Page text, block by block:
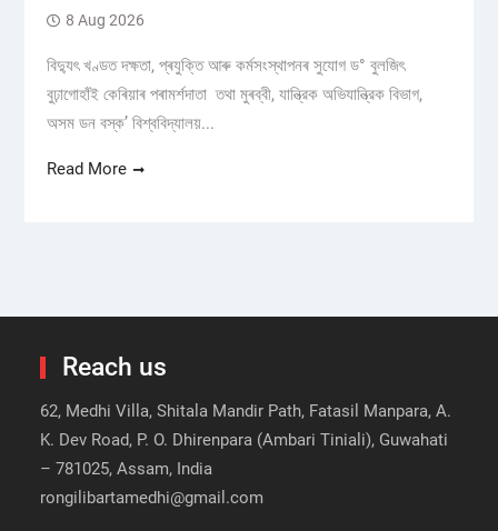
8 Aug 2026
বিদ্যুৎ খণ্ডত দক্ষতা, প্ৰযুক্তি আৰু কৰ্মসংস্থাপনৰ সুযোগ ড° বুলজিৎ
বুঢ়াগোহাঁই কেৰিয়াৰ পৰামৰ্শদাতা তথা মুৰব্বী, যান্ত্রিক অভিযান্ত্রিক বিভাগ,
অসম ডন বস্ক’ বিশ্ববিদ্যালয়...
Read More
Reach us
62, Medhi Villa, Shitala Mandir Path, Fatasil Manpara, A.
K. Dev Road, P. O. Dhirenpara (Ambari Tiniali), Guwahati
– 781025, Assam, India
rongilibartamedhi@gmail.com